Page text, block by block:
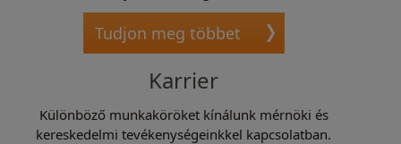
Tudjon meg többet
Karrier
Különböző munkaköröket kínálunk mérnöki és
kereskedelmi tevékenységeinkkel kapcsolatban.